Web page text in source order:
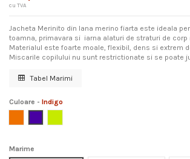
cu TVA
Jacheta Merinito din lana merino fiarta este ideala
toamna, primavara si iarna alaturi de straturi de corp
Materialul este foarte moale, flexibil, dens si extrem
Miscarile copilului nu sunt restrictionate si se poate
Tabel Marimi
Culoare - Indigo
Marime